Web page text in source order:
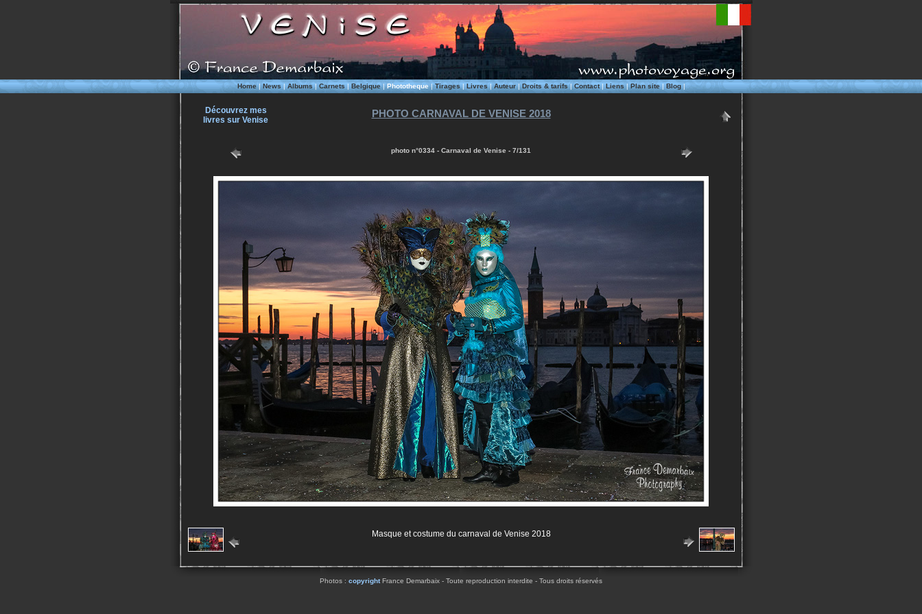
Home|News| Albums| Carnets|Belgique|Phototheque|Tirages|Livres|Auteur|Droits & tarifs|Contact|Liens|Plan site|Blog|
Découvrez mes
livres sur Venise
PHOTO CARNAVAL DE VENISE 2018
photo n°0334 - Carnaval de Venise - 7/131
Masque et costume du carnaval de Venise 2018
Photos : copyrightFrance Demarbaix - Toute reproduction interdite - Tous droits réservés